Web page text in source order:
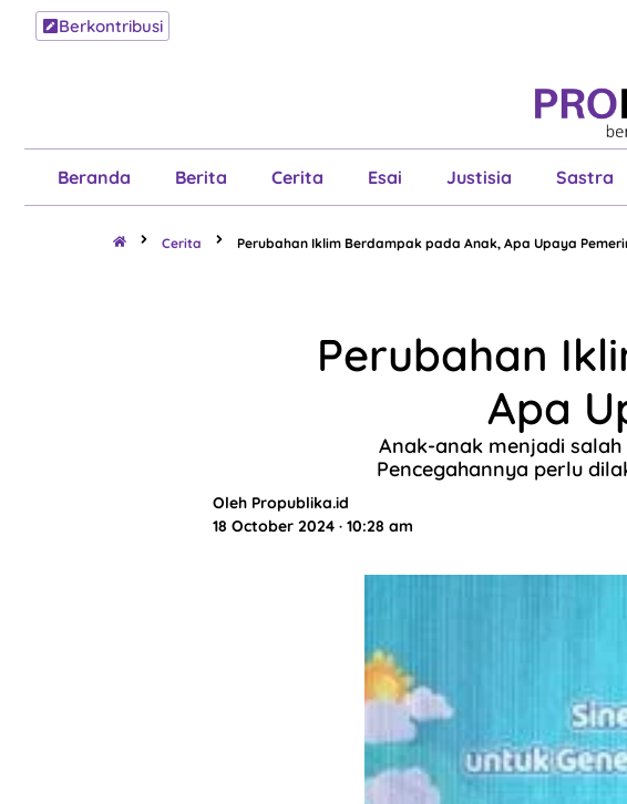
Berkontribusi
Beranda Berita Cerita Esai Justisia Sastra
Berita
Cerita Perubahan Iklim Berdampak pada Anak, Apa Upaya
Perubahan
Apa
Anak-anak menjadi
Pencegahannya perlu
Oleh Propublika.id
18 October 2024 · 10:28 am